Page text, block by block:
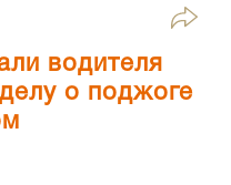
водителя
о поджоге